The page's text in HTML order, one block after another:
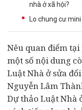
nhà ở xã hội?
Lo chung cư
Nêu quan điểm
một số nội dung
Luật Nhà ở sửa
Nguyễn Lâm
Dự thảo Luật Nhà